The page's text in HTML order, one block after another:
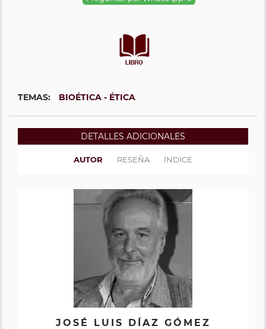
TEMAS: BIOÉTICA - ÉTICA
DETALLES ADICIONALES
AUTOR RESEÑA ÍNDICE
JOSÉ LUIS DÍAZ GÓMEZ